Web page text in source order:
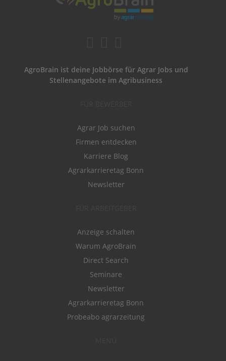
AgroBrain ist deine Jobbörse für Agrar Jobs und
Stellenangebote im Agribusiness
Agrar Job suchen
Firmen entdecken
Karriere Blog
Agrarkarrieretag Bonn
Newsletter
Anzeige schalten
Warum AgroBrain
Direct Search
Seminare
Newsletter
Agrarkarrieretag Bonn
Probeabo agrarzeitung